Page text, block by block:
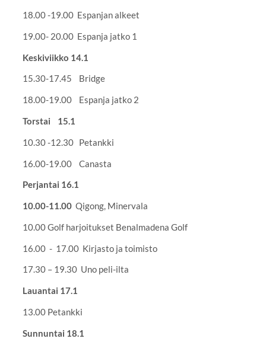
18.00 -19.00 Espanjan alkeet
19.00- 20.00 Espanja jatko 1
Keskiviikko 14.1
15.30-17.45 Bridge
18.00-19.00 Espanja jatko 2
Torstai 15.1
10.30 -12.30 Petankki
16.00-19.00 Canasta
Perjantai 16.1
10.00-11.00 Qigong, Minervala
10.00 Golf harjoitukset Benalmadena Golf
16.00 - 17.00 Kirjasto ja toimisto
17.30 – 19.30 Uno peli-ilta
Lauantai 17.1
13.00 Petankki
Sunnuntai 18.1